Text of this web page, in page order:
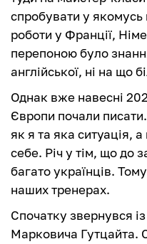
спробувати у якомусь
роботи у Франції,
перепоною було
англійської, ні на що
Однак вже навесні
Європи почали
як я та яка ситуація,
себе. Річ у тім, що до
багато українців.
наших тренерах.
Спочатку звернувся
Марковича Гутцайта.